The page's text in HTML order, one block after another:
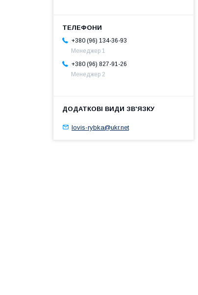
+380 (96) 134-36-93
Менеджер 1
+380 (96) 827-91-26
Менеджер 2
lovis-rybka@ukr.net